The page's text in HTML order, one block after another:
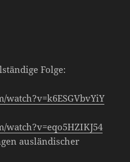
Folge:
ausländischer